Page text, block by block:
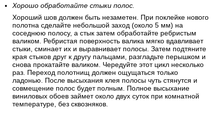
Хорошо обработайте стыки полос.
Хороший шов должен быть незаметен. При поклейке нового
полотна сделайте небольшой заход (около 5 мм) на
соседнюю полосу, а стык затем обработайте ребристым
валиком. Ребристая поверхность валика мягко вдавливает
стыки, сминает их и выравнивает полосы. Затем подтяните
края стыков друг к другу пальцами, разгладьте перышком и
снова прокатайте валиком. Чередуйте этот цикл несколько
раз. Переход полотнищ должен ощущаться только
ладонью. После высыхания клея полосы чуть стянутся и
совмещение полос будет полным. Полное высыхание
виниловых обоев займет около двух суток при комнатной
температуре, без сквозняков.